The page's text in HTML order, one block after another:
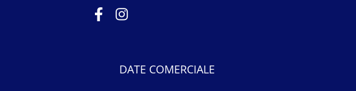
DATE COMERCIALE